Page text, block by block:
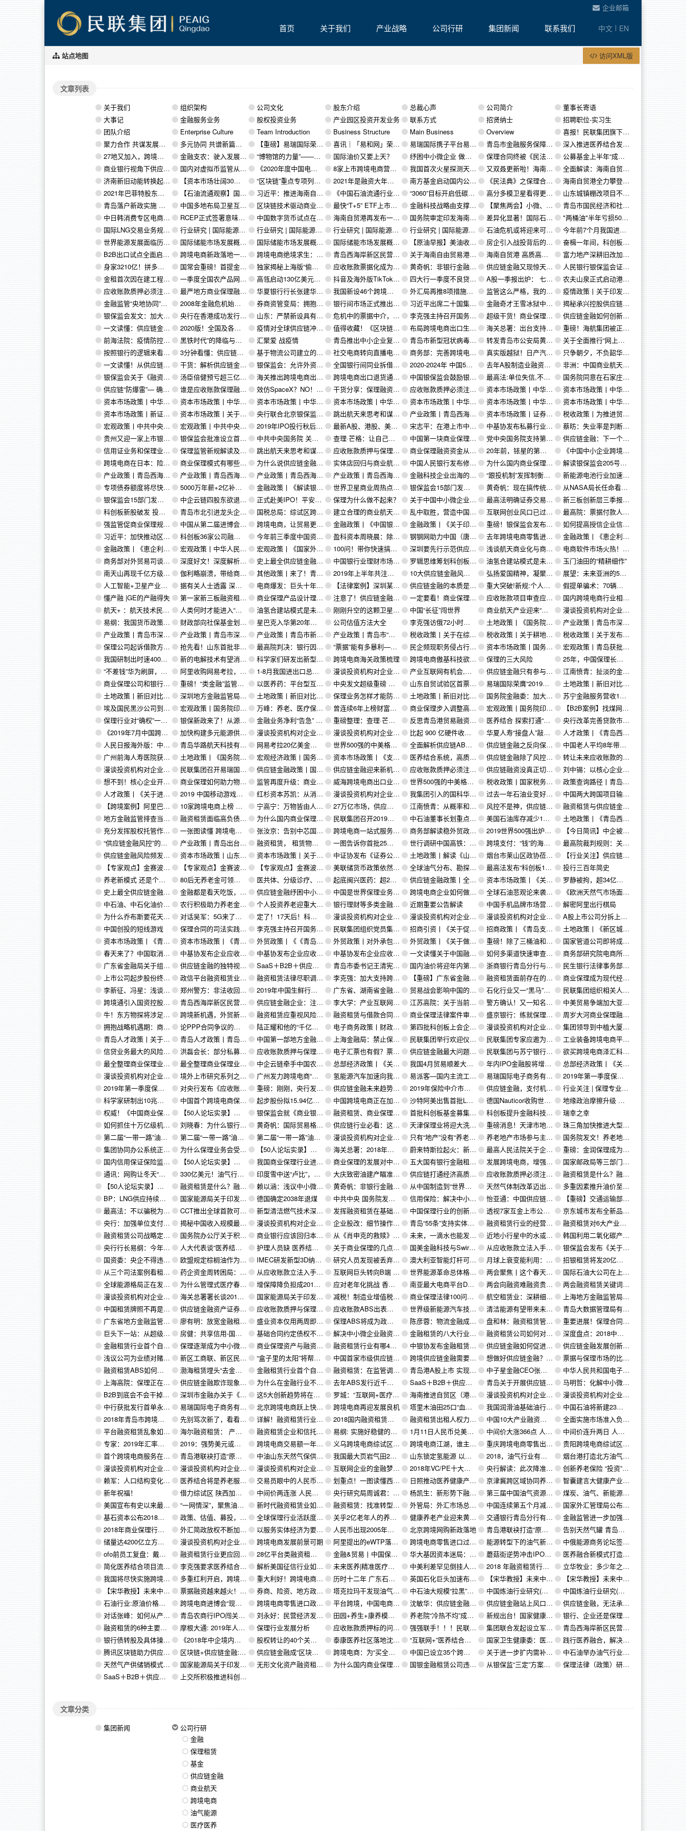
企业邮箱
首页 关于我们 产业战略 公司行研 集团新闻 联系我们 中文 EN
站点地图 访问XML版
文章列表
关于我们 组织架构 公司文化 股东介绍 总裁心声 公司简介
董事长寄语
大事记
金融服务业务 股权投资业务 产业园区投资开发业务 联系方式 招贤纳士
招聘职位-实习生
团队介绍
Enterprise Culture Team Introduction Business Structure Main Business Overview
喜报！民联集团旗下公司获批网络货运经营许可牌照
聚力合作 共谋发展丨民联集团与威海丰荟集团有限公司举行战略合作签约仪式
多元协同 共谱新篇丨民联集团与山东双荣发展有限公司举行合作协议签约仪式 【重磅】易瑞国际荣获“亿邦产业互联网千峰奖·潜力奖”殊荣，未来可期！ 喜讯｜「易和网」荣获“2021-2022产业互联网创新标杆企业” 易瑞国际携子平台易和网亮相东亚海洋博览会，跨境数字化平台引关注 青岛市金融服务保障疫情防控若干工作措施
深入推进医养结合发展 我国将实施老年医疗护理提升行动
27地又加入，跨境电商综试区有多重要？
金融支农：驶入发展“快车道” “博物馆的力量”——深圳市慈善会·文物保护公益基金的探索和实践 国际油价又要上天？ 纾困中小微企业 做活供应链金融 保理合同终被《民法典》正名，如何正确解读保理合同的常见纠纷？
公募基金上半年“成绩单”即将揭榜
商业银行视角下供应链金融风险来源与综合性管理架构思考
国内对虚拟币监管从未离场 违法资金账户交易识别仍需多方配合 《2020年度中国电商人才状况调查报告》网经社发布 8家上市跨境电商营收近626亿元 却亏损近38亿元 我国首次火星探测天问一号任务着陆区域高分影像图发布 又双叒更新啦！海南自贸港重要政策文件最全汇总→
全面解读：海南自贸港未来三年投资新政
济南新旧动能转换起步区获国务院批复设立
【资本市场壮阔30年】南方基金张海波：三十载耕耘奋进 新征程再谱新篇 “区块链”重点专项列入“十四五”国家重点研发计划 打造具有国际竞争力的区块链技术与产业生态 2021年是融资大年？贝恩公司解读2021年中国私募股权市场 南方基金启动国内公募基金首个“碳中和”行动方案 《民法典》之保理合同条文解读
海南自贸港全力攀登改革开放“制高点”
2021年巴菲特股东大会十大要点：仍然厌恶比特币、认为SPAC狂潮终会结束、后悔减持苹果……
【石油流通观察】国家油气战略储备及商业储备体系完善运营报告 习近平：推进海南自由贸易港建设，推动建设更高水平开放型经济新体制 《中国石油流通行业发展报告蓝皮书（2020-2021）》正式发布 “3060”目标开启低碳新时代 能源大户按下减碳“快进键” 高分多模卫星看得更清更准
山东城镇棚改项目不再含城中村城边村 重点改造老城区
青岛落户新政实施 听户政专家为您权威解读
中国多地布局卫星互联网产业链 卫星互联网站上新风口 区块链技术驱动商业银行开展供应链金融业务的创新路径 最快“T+5” ETF上市再提速 金融科技战略由支撑发展走向主动赋能 银行数字化转型将进深水区 【聚焦两会】小微、个体必看！减税降费利好政策来啦！
青岛市国民经济和社会发展第十四个五年规划和2035年远景目标纲要
中日韩消费专区电商体验中心启用
RCEP正式签署意味着什么？ 中国数字货币试点在全球领先 海南自贸港再发布一批制度创新案例，事涉审批、缴税、出口等 国务院审定印发海南自贸港鼓励类产业目录！新增143个行业享受企业所得税优惠！ 差异化显著！国际石油公司低碳计划仅直观表象这么简单吗？
"两桶油"半年亏损500多亿 中石化2季度已扭亏
国际LNG交易业务规则发布
行业研究 | ​国际能源署：石油信息2020（概述）（4） 行业研究 | ​国际能源署：石油信息2020（概述）（3） 行业研究 | ​国际能源署：石油信息2020（概述）（2） 行业研究 | ​国际能源署：石油信息2020（概述）（1） 石油危机或将迎来可再生能源时代
今年前7个月我国进口油气量增价跌
世界能源发展面临历史性转变，我们怎么办？
国际储能市场发展概况（三） 国际储能市场发展概况（二） 国际储能市场发展概况（一） 【原油早报】美油收涨近1％，重回40美元关口上方！美元暴跌推动布油7月累涨5％ 房企引入战投背后的“小算盘”
奋楫一年间，科创板“试验田”沃野育新苗
B2B出口试点全面启动——跨境电商走上新通道
跨境电商新政落地一周 企业出口速度加快 跨境电商绝境求生：靠防疫品交易活下去，物流成最大难题 青岛西海岸新区民营经济政策汇编 关于海南自由贸易港企业所得税优惠政策的通知 海南自贸港 高质高标建
富力地产深耕旧改加速城市更新 降负债频融资提升“造血”能力
身家3210亿！拼多多创始人黄峥财富超过马云！"你可以说我low，但你无法忽视我！"仅用5年时间完成逆袭
国常会重磅！首提金融系统向企业让利1.5万亿，这些举措要跟进！再提降准提振市场信心，详解四大政策深意 独家揭秘上海版“偷天陷阱”，央行电票系统“开出”20亿假汇票 应收账款票据化成为趋势，将逐步替换其他应收账款融资产品 黄奇帆：非银行金融机构要围绕供应链融资 供应链金融又现惊天大案！副行长"萝卜章"伪造银行票据狂骗43亿！
人民银行银保监会证监会财政部支持开展供应链金融服务
金租首次因在建工程被罚，这样做既合规又不丢单
一季度全国农产品网络零售额增长31.0% 高瓴启动130亿美元新融资，近100亿美元将投入并购 抖音及海外版TikTok全球下载量突破20亿次 四大行一季度不良贷款小幅反弹 工行营收负增长近4% A股一季报出炉： 七成公司盈利 农林牧渔最风光
农夫山泉正式启动港股IPO 近三年派息超100亿
应收账款质押必须注意的10大问题+10个建议
最严地方商业保理融资租赁监管办法出台，深圳、天津和上海不要效仿 华夏银行行长张建华：数字化是解决小微企业融资难的重要手段 我国新设46个跨境电商综合试验区 跨境电商加速打造外贸新格局 外汇局再推8项措施，支持企业复工复产和涉外经济发展 监管这么严格，我的商业保理公司留还是不留？
疫情政策丨关于印发积极应对疫情促进经济发展的若干措施的通知
金融监管“央地协同”格局加速形成
2008年金融危机始末：泡沫的形成与破灭 券商资管变局：拥抱主动管理 公募化驶入快车道 银行间市场正式推出利率期权业务 习近平出席二十国集团领导人应对新冠肺炎特别峰会并发表重要讲话 金融奇才王雪冰狱中归来后的自述
揭秘承兴控股供应链金融操作内幕： “高卖低买”循环刷单 创造巨额应收账款凭证
银保监会发文：加大产业链核心企业供应链金融支持力度
央行在香港成功发行100亿元人民币央行票据 山东：严禁新设具有政府融资功能的各类融资平台 危机中的票据中介，前方的路在何方？ 李克强主持召开国务院常务会议支持核心企业供应链金融业务 超级干货！商业保理尽职调查与法律实务最全流程解析
供应链金融如何创新风控模式？
一文读懂：供应链金融、供应链金融ABS、区块链+供应链金融业务模式（超级干货！）
2020版！全国及各省市供应链金融政策汇总大全 疫情对全球供应链冲击有多大？ 值得收藏！《区块链与供应链金融白皮书》 布局跨境电商出口生意，易仓科技疫情前落袋A轮融资 海关总署：出台支持中欧班列发展的10条措施 全力保障其正常有序运行
重磅！海航集团被正式接管 旗下资本图谱全梳理
前海法院：疫情防控情势下保理行业法律风险防范指引
黑铁时代”的降临与中小银行的“攻守易位 汇聚爱 战疫情 青岛推出中小企业复工复产工作指导手册 青岛市新型冠状病毒感染肺炎疫情防控指挥部办公室致广大市民朋友们的一封信 转发青岛市公安局黄岛分局《警方通告》
关于全面推行“网上办、不见面”政务服务模式的通告
按照银行的逻辑来看供应链金融，引进银行资金就是水到渠成的事
3分钟看懂：供应链金融与物流金融、贸易金融、商业保理、区块链、汽车金融、融资租赁的关系 基于物流公司建立的供应链金融模式是如何操作的？ 社交电商转向直播电商 跨境电商下半场才刚刚开启 商务部：完善跨境电商零售进口监管政策，促进行业规范健康发展 真实版越狱！日产汽车前董事长躲在乐器盒逃离日本，上演跨年千里大逃亡！
只争朝夕，不负韶华||民联集团召开2019年度工作总结表彰大会
一文读懂！从供应链金融的本质出发，详解两种不同模式的供应链金融
干货：解析供应链金融投行化趋势！ 银保监会：允许外资行在中国同时设立分行和外资法人银行 全国银行间同业拆借中心将于2月24日起试运行利率期权交易 2020-2024年 中国5G基站建设大爆发 市场预计超2万亿 去年A股制造业融资超万亿 科创板贡献IPO近半融资
非洲：中国商业航天的勃兴之地
银保监会关于《融资租赁公司监督管理暂行办法（征求意见稿）》公开征求意见的公告
汤臣倍健预亏超三亿，新电商法致海外并购业务受损 海关推出跨境电商出口退货监管新规 全力支持企业“卖全球” 跨境电商出口退货通道打通 中国银保监会鼓励银行保险机构积极发展供应链金融服务 最高法:单位失信,不得将法定代表人.主要负责人.实际控制人纳入失信名单
国务院同意在石家庄等24个城市设立跨境电子商务综合试验区的批复
供应链“防爆雷”— 确权到底怎么确？
谁是应收账款保理融资“主力军”？ 效仿SpaceX？NO！这才是中国商业航天的正确打开方式 干货分享：保理融资模式详解之什么是直接保理？ 应收账款质押必须注意的10大问题+10个建议（强烈建议收藏！） 资本市场政策丨中华人民共和国证券法（全文）（9）
资本市场政策丨中华人民共和国证券法（全文）（8）
资本市场政策丨中华人民共和国证券法（全文）（7）
资本市场政策丨中华人民共和国证券法（全文）（6） 资本市场政策丨中华人民共和国证券法（全文）（5） 资本市场政策丨中华人民共和国证券法（全文）（4） 资本市场政策丨中华人民共和国证券法（全文）（3） 资本市场政策丨中华人民共和国证券法（全文）（2）
资本市场政策丨中华人民共和国证券法（全文）（1）
资本市场政策丨新证券法正式签发，证监会解读十大修订要点
资本市场政策丨关于完善外贸金融服务的指导意见 （ 银保监发〔2019〕49号） 央行联合北京银保监通知：鼓励开展供应链融资，推进应收账款融资，支持票据融资 跳出航天来思考和谋略商业航天（下） 产业政策丨青岛西海岸新区管委 关于支持海洋产业强链补链的若干政策 资本市场政策丨证券法修订草案“四读”六大要点！欺诈发行顶格处罚2000万元；精简优化证券发行条件
税收政策丨为推进贸易高质量发展 2020年1月1日起我国调整部分商品进口关税
宏观政策丨中共中央 国务院关于推进贸易高质量发展的指导意见
宏观政策丨中共中央 国务院关于营造更好发展环境支持民营企业改革发展的意见 2019年IPO投行秋后点兵：头部券商白热化竞争加剧 最新A股、港股、美股及行业估值分布图 宋志平：在港上市中资股累计募资超6万亿港元 中基协发布私募行业信用信息报告工作规则 私募信用体系建设迈出重要一步
蔡昉：失业率是判断和调控宏观经济的有效指标
贵州又迎一家上市银行，贵州银行拟本月底港股登陆
银保监会批准设立首家外资控股理财公司，外资持股达55% 中共中央国务院 关于营造更好发展环境支持民营企业改革发展的意见 查理·芒格：让自己配得上想要的东西 中国第一块商业保理公司经营许可证颁发 党中央国务院支持第三方建立供应链平台，依托供应链融资
供应链金融：下一个万亿蓝海市场
信用证业务和保理业务到底有什么区别？
保理监管新规解读及其对保理ABS业务的影响 跳出航天来思考和谋略商业航天（上） 应收账款质押与保理的16大重要区别和联系（值得收藏！） 商业保理融资资金从哪来？这四大渠道你必须知道 20年前，铱星的第一个电话……
《中国中小企业跨境电商白皮书》发布：全球数字贸易将迎来新一轮洗牌
跨境电商在日本：险滩还是金矿？
商业保理模式有哪些？十大业务模式最全盘点！ 为什么说供应链金融，是区块链落地的天然场景和应用？ 实体店回归与商业航天的机会 中国人民银行发布修订后的《应收账款质押登记办法》 为什么国内商业保理不做卖断式保理？
解读银保监会205号文对保理企业提出的合规要求
产业政策丨青岛西海岸新区 关于促进会展业发展若干政策
产业政策丨青岛西海岸新区 关于促进现代商务产业发展若干政策 产业政策丨青岛西海岸新区 关于促进品牌发展若干政策 产业政策丨青岛西海岸新区 关于促进现代金融业发展若干政策 金融科技企业出海的道与术 “跟投机制”发挥制衡效用 7券商科创板跟投浮亏2429万元
新能源电池行业加速洗牌 锂价狂泻 十多起“涉锂”收购中止
专项债券额度将尽快落实到具体项目
5000万年薪+2亿补偿金！这笔天价转会轰动金融圈 金融政策丨《解读银保监会205号文对保理企业提出的合规要求》 世界卫星商业周热点集锦 银保监会15部门发文：优化供应链管理，发展供应链金融服务 黄奇帆：现在搞传统金融意思不大，产业链金融、供应链金融方兴未衰
从NASA局长任命看商业航天的重要性
银保监会15部门发文：优化供应链管理，发展供应链金融服务
中企云链四股东欲退出，供应链金融科技仍然有美好的未来 正式赴美IPO！平安旗下金融壹账通已将区块链落地到这些行业 保理为什么做不起来？ 关于中国中小微企业的55种融资方式 最高法明确证券交易加杠杆“红线”
新三板创新层三季报扫描
科创板新股破发 投资回归理性
青岛市北引进龙头企业搭建跨境电商产业园 国税总局：综试区跨境电商应税所得率统一按照4%执行 建立合理的商业航天管理模式：谈中国商业航天的过去、现在和未来 乱中取胜，营造中国商业航天的繁荣成长局面 互联网创业风口已过，商业航天的创业正当其时
最高院：票据付款人与第三人签订的代为履行协议不得对抗保理商
强监管促商业保理规范发展 企业数量或降至2000家
中国从第二届进博会63个外国参展国进口整体逆势增长 跨境电商，让贸易更便利更自由 金融政策丨《中国银保监会办公厅关于加强商业保理企业监督管理的通知》 金融政策丨《关于印发融资担保公司 监督管理补充规定的通知》 重磅！银保监会发布“商业保理”监管文件：2020年6月末前清理完成存量
如何提高授信企业信用风险前瞻性管理能力？
习近平：加快推动区块链技术和产业创新发展
科创板36家公司融资近500亿元 今年前三季度中国资产证券化新发产品同比增长19% 盈科资本周晓晨：除IPO外，抓住并购这一重要退出途径 钢钢网助力中国（唐山）跨境电子商务综合试验区 去年跨境电商零售进出口202.8亿美元
金融政策丨《恵企利民政策摘编——金融支持企业发展政策》（2）
金融政策丨《恵企利民政策摘编——金融支持企业发展政策》（1）
宏观政策丨中华人民共和国国务院令 第722号《优化营商环境条例》 宏观政策丨《国家外汇管理局关于进一步促进跨境贸易投资便利化的通知》 100问！带你快速搞懂供应链金融 深圳要先行示范供应链金融 浅谈航天商业化与商业航天的理念
电商软件市场火热！光云科技接近科创板
商务部对外贸易司谈前三季度我国外贸发展情况
深度好文！深度解析11个保理业务与应收账款质押区别（必看系列） 史上最全供应链金融融资问题及其应对措施解析（建议收藏！） 中国银行业理财市场半年报：上半年净值型产品募集金额大增86% 罗辑思维筹划科创板IPO！吴晓波折戟后，罗振宇来了，知识付费闯关资本市场能否成功？ 油氢合建站模式是未来建设方向
玉门油田的“精耕细作”
南天山再现千亿方级大气田 博孜9井喜获高产工业油气流
伽利略崩溃，带给商业航天何种启示 其他政策丨来了！青岛西海岸新区关于促进会展业发展若干政策发布 2019年上半年共注销、吊销商业保理公司434家 占全部注销、吊销总量的46.85% 10大供应链金融风险点，七步构建“防火墙”！ 弘扬爱国精神，凝聚奋进力量|| 民联集团组织庆祝新中国成立70周年集体观影暨党建活动
展望：未来亚洲的5G+卫星应用
人工智能+卫星产业=卫星产业发展的新方向
据有关人士透露 深交所上市审核中心的组织架构已基本搭建完毕 电商爆发：巨头十年攻防战 【法律案例】深圳某知名进口商二次销售跨境电商葡萄酒逃税182万元 获刑两年 供应链金融的本质是一套管理工具 重大突破!新规:个人也可以成为土地的抵押权人!(附全文及重点条文解读)
假提单骗术：70辆路虎失踪，供应方跑路4千万打水漂
懂产融 |GE的产融得失
第一家新三板融资租赁企业融信租赁申请破产，租赁逾期率高达62% 商业保理产品设计理念，保理人必读！ 注意了！供应链金融人必看的50个计算公式汇总 一定要看！商业保理公司做ABS的方案、评级、步骤大汇总！ 应收账款项目审查应注意的事项
国内跨境电商行业相关支持政策
航天+ ：航天技术民用的新发展、新机遇
人类何时才能进入“宇宙大航海时代”？ 油氢合建站模式是未来建设方向 刚刚升空的这颗卫星，可以一眼看遍北京城 中国“长征”闯世界 商业航天产业迎来“黄金期”
漫谈投资机构对企业的估值（二十）：有趣的倍数
易纲：我国货币政策应坚持稳健的取向和加强逆周期调节
财政部向社保基金划转工行、农行股权，国资划转社保提速扩围 星巴克入华第20年，和阿里数字化改造的365天 公司估值方法大全 李克强访俄72小时：力推跨境电商、科技创新等新兴领域合作，中俄经贸向2000亿美元目标迈进 土地政策丨《国务院办公厅关于完善建设用地使用权 转让、出租、抵押二级市场的指导意见》
产业政策丨青岛市深入开展“双招双引”攻势作战方案（2019—2022年）
产业政策丨青岛市深入开展“双招双引”攻势作战方案（2019—2022年）
产业政策丨青岛市深入开展“双招双引”攻势作战方案（2019—2022年） 产业政策丨青岛市新旧动能转换“海洋攻势”作战方案（2019—2022年） 产业政策丨青岛市“高端制造业+人工智能”攻势作战方案（2019—2022年） 税收政策丨关于在综合保税区推广增值税一般纳税人资格试点的公告 税收政策丨关于耕地占用税征收管理有关事项的公告
税收政策丨关于发布《中华人民共和国耕地占用税法实施办法》的公告
保理公司起诉借款方讨要欠款，却被判需自担利息损失 这是为何？
抢先看！山东首批非正常经营保理公司清单出炉！ 最高院判决：银行因虚假承诺“续贷”需要赔偿过桥方资金及利息损失 “票据”能有多暴利——无风险套利上亿元 民企频现职务侵占行贿受贿等腐败行为，反腐难在哪？ 资本市场政策丨国务院金融稳定发展委员会召开第七次会议
宏观政策丨青岛获批全国首批国家物流枢纽
我国研制出时速400公里“永磁高铁”电机
新的电解技术有望消除水泥生产过程中的大部分碳排放 科学家们研发出新型室内有机太阳能电池 跨境电商海关政策梳理 跨境电商傲基科技欲登科创板 保理的三大风险
25年，中国保理长河的足迹
“不差钱”华为刷屏，拟在境内首次发债募资60亿！公司回应来了
阿里收购网易考拉，跨境电商呈现蓝海市场 1-8月我国进出口总额20.13万亿元 增长3.6% 漫谈投资机构对企业的估值（十九）：控制权溢价 产业互联网有机会,供应链金融才有大发展 供应链金融只有参与供应链之中才能控制风险
江南愤青：扯淡的金融创新
商业保理公司和银行保理业务盈利模式，差别在哪里？
重磅！“类金融”监管即将明确：融资租赁、商业保理监管文件或即将下发 以医养药：平台型互联网医院的市场冲击 中央发文超级重磅 深圳将有大动作 山东自贸试验区首票跨境电商“1210”保税进口业务完成 易瑞国际荣膺“2019中国B2B供应链金融创新奖”！
土地政策丨新旧对比！新《土地管理法》7大亮点解读以及对房地产开发的影响（4）
土地政策丨新旧对比！新《土地管理法》7大亮点解读以及对房地产开发的影响（3）
深圳地方金融监管局、深圳租赁协会共同发布深圳首个《深圳市融资租赁行业自律公约》 土地政策丨新旧对比！新《土地管理法》7大亮点解读以及对房地产开发的影响（2） 保理业务怎样才能防止诈骗事件发生？ 土地政策丨新旧对比！新《土地管理法》7大亮点解读以及对房地产开发的影响（1） 国务院金融委：加大宏观经济政策逆周期调节力度 下大力气疏通货币政策传导
苏宁金融服务营收17.71亿，小贷及保理上半年末放款总额217亿
埃及国民黑沙公司到访青岛华路考察洽谈商业航天项目
宏观政策丨国务院印发《关于6个新设自由贸易试验区总体方案的通知》原文 万峰：养老、医疗保险是我国寿险业的未来方向 需高科技赋能支撑 曾连续6年上榜财富中国500强，飞马国际做对了什么？ 商业保理步入调整高峰期 强化风险管控仍是重点 宏观政策丨国务院印发《关于6个新设自由贸易试验区总体方案的通知》
【B2B案例】找煤网：用S2B方式做100亿的产业互联新思路
保理行业对“确权”一词的误用和建议
银保新政来了！从源头拦截“账外账、吃回扣” 金融业务净利“告急” 怡亚通收缩供应链金融 重磅整理：查理·芒格的100个思维模型 反思青岛港贸易融资事件 都是道德风险惹的祸 医养结合 探索打通“最后一公里”
央行改革完善贷款市场报价利率（LPR）形成机制，降低实体经济融资成本
《2019年7月中国跨境电商融资数据榜》：5家获超6000万元
加快构建多元能源供应体系 提升油气勘探开发力度 漫谈投资机构对企业的估值（十八）：企业家精神 漫谈投资机构对企业的估值（十七）：市值管理法的实战 比起 900 亿硬件收入，小米的未来其实藏在这 3％ 收入里 华夏人寿“接盘人”敲定正大集团！
人才政策丨《青岛西海岸新区管委 关于鼓励人口人才发展的十六条意见》
人民日报海外版：中国引领全球可再生能源发展
青岛华路航天科技有限公司揭牌仪式在青岛古镇口融合创新中心举行 网易考拉20亿美金卖给阿里是正确的选择吗？ 世界500强的中美格局与中国跨境服务的创新发展 全面解析供应链ABS发行全过程 供应链金融之反向保理的前世今生
中国老人平均8年带病生存 养老不是简单的医疗问题
广州前海人寿医院获执业许可证“保险+医疗+养老”模式初现
土地政策丨《国务院办公厅关于完善建设用地使用权转让、出租、抵押二级市场的指导意见》 宏观经济政策丨国务院办公厅关于促进平台经济规范健康发展的指导意见 资本市场政策丨《支持打造创风投中心若干政策措施奖励实施细则》 医养结合系统，高质量医疗护理服务已成养老新趋势 供应链金融除了风控还要解决这些问题！
转让未来应收账款的商业保理合同的效力应如何认定?
漫谈投资机构对企业的估值（十六）：市值管理法的理论
民联集团召开易瑞国际2019年上半年工作总结暨下半年工作计划会议 供应链金融政策丨国务院：提供金融信息中介和交易撮合服务，必须依法接受准入管理 供应链金融迎来新机会：国务院发布平台经济指导意 应收账款质押必须注意的10大问题+10个建议 供应链融资没真正切入交易环节是目前暴露的主要问题
刘中锡：以核心企业为主的供应链金融，将转变为产业链金融、生态链金融
想不到！核心企业开展供应链金融也这么难
商业保理如何助力物流业? 监管再度升级：商业保理等六类机构监督管理办法已提上日程 威海跨境电商出口业务量半年破10亿 世界500强的中美格局与中国跨境服务的创新发展 税收政策丨国家税务总局再取消25项税务证明事项
政策查询路径丨青岛政策通平台（一期功能）启用
人才政策丨《关于进一步优化人才引进落户有关问题的通知》
2019 中国移动游戏出海深度洞察报告 红杉资本苏凯：从消费降级、直播电商到私域流量，“名词”现象背后的趋势是什么？ 漫谈投资机构对企业的估值（十五）: 加权概率情景分析法 我集团引入的国科华路航天科技项目参加青岛西海岸新区总投资513亿元的20个重点项目集中签约 过去一年石油业变好了吗？2019权威统计数据出炉
中国两大跨国项目输气突破3000亿立方米 等10则
【跨境案例】阿里巴巴：海外并购电商LAZADA 中国企业如何“走出去”？
10家跨境电商上榜 这几家平台获“谨慎下单”评级 宁高宁：万物皆由人，对人的深刻洞察与商业的结合就是好商业 27万亿市场，供应链金融发力中小企业需解决这些难点 江南愤青：从概率和赔率角度看金融科技的悖论 风控不是神，供应链金融中最大的风险来自于核心企业
融资租赁与供应链金融差异怎样融合？
地方金融监管排查当地商业保理公司 促行业合规发展
融资租赁面临高负债难题 为什么国内商业保理不做卖断式保理？ 民联集团召开2019年上半年工作总结暨下半年工作计划会 中石油董事长划重点：各油田将在这些领域投入大力气 美国石油库存减少108亿桶，石油钻井再减3座， 创2016年5月来最长月线连降周期
土地政策丨《青岛西海岸新区管委关于印发进一步规范土地利用管理工作的实施意见的通知》
充分发挥股权托管作用 银保监会明确商业银行股权确权时间表
一张图读懂 跨境电商的9大运营模式 张汝京：告别中芯国际这10年 跨境电商一站式服务商4Kmiles获信天创投数百万元天使轮投资 商务部解读稳外贸政策措施：继续降低进口关税总水平，扩大对外开放 2019世界500强出炉！中石化成全球石油公司之最，沙特阿美入榜前十
【今日简讯】中企被指进口伊朗石油遭美制裁 等10则
“供应链金融风控”的38个问题
产业政策丨青岛出台支持新旧动能转换重大工程财政政策“75条” 融资租赁， 租赁物取回纠纷？ 一图告诉你首批25家科创板公司该怎么选？ 世行调研中国高铁：投资回报率8%，客运量年增长8.5% 跨境支付：“钱”的海外征途
最高院裁判规则：关于“虚假印章”的认定、举证责任及法律后果
供应链金融风险频发背后：合同、发票、确权均可伪造
资本市场政策丨山东省财政厅等部门印发山东省省级工业转型发展资金管理暂行办法的通知 资本市场政策丨关于发布《证券公司信用风险管理指引》的通知 中证协发布《证券公司信用风险管理指引》 土地政策丨解读《山东省建设用地控制标准（2019年版）》 烟台市莱山区政协莅临民联集团考察座谈
【行业关注】供应链金融发展迅速风险渐显 机构参与要多途径做好风控
【专家观点】金赛波：保理业务中的欺诈、刑事犯罪和洗钱（三）
【专家观点】金赛波：保理业务中的欺诈、刑事犯罪和洗钱（二） 【专家观点】金赛波：保理业务中的欺诈、刑事犯罪和洗钱（一） 美联储货币政策依然是油气市场价格的主要推手 全球油气分布、勘探开发现状和主要油气产区 最高法发布“科创板17条”！司法护航科创板，提高违法违规成本；首次为资本市场基础性制度改革安排司法文件
投行三百年简史
养老新模式 还是个大商机？
80后无养老金可领？人社部最新回应来了 医共体、分级诊疗、医保改革等——割裂出的医疗市场新江湖 起底闽兴医药：超22亿“应收账款保理业务”因何埋雷？ 供应链金融政策丨全国供应链金融政策大梳理 资本市场政策丨《关于规范发展区域性股权市场的指导意见》
罗静被拘，超34亿元供应链贷款爆雷，累及诺亚财富、湘财证券、云南信托
史上最全供应链金融融资问题及其应对措施解析
金融都是看天吃饭，谈风控本身就是扯蛋！ 供应链金融纾困中小企业融资难 4.0时代剑指何方 中国是世界保理业务量最大的国家 “第二发展曲线”需尽快找到 跨境电商企业如何做好经营和资金管理？ 全球石油悲观论来袭！终于明白国家取消了油气勘探开发限制的原因
《欧洲天然气市场面临一个不好过的年份》
中石油、中石化油价战再升级：降价促销停不住……
农行积极助力养老金融产业发展 个人投资养老迎重大利好 多类金融产品放行 银行理财等多类金融产品拟纳入养老保险第三支柱 近期重要公告解读 中国手机品牌市场营销研究报告
解密阿里出行棋局
为什么乔布斯要花天价收购Siri？
对话吴军：5G来了，新的商业发展机会在哪里？ 定了！17天后！科创板7月22日举行首批公司上市仪式！筹备仅8个月，25家公司系首批挂牌上市公司 漫谈投资机构对企业的估值（十四）：周期性行业的估值 漫谈投资机构对企业的估值（十三）：收购一定创造价值吗？ 漫谈投资机构对企业的估值（十二）：企业独立估值与企业的协同价值
A股上市公司分拆上市的路径
中国创投的短线游戏
保理合同的司法实践及其实务启示 李克强主持召开国务院常务会议—部署完善跨境电商等新业态促进政策 民联集团组织党员集中收看“灯塔大课堂”第一课 招商引资丨《关于促进“双招双引”二十条政策》 招商政策丨《青岛支持实体经济高质量发展的若干政策》
土地政策丨《新区城市建设综合用地规划和土地管理实施办法》
资本市场政策丨《青岛西海岸新区加快推进企业上市工作实施方案》
资本市场政策丨《青岛市上市融资奖励专项资金管理办法》 外贸政策丨《《青岛市外经贸发展专项资金管理办法》》 外贸政策丨对外承包工程新建项目 外贸政策丨《关于做好扶持企业投保短期出口信用保险政策工作的通知》 重磅！除了三桶油和延长石油，外企也有望在中国独立经营油气田了
国家管道公司即将成立，中国油气市场面临洗牌》
春天来了？中国取消了石油天然气勘探开发限制
中基协发布企业应收账款、融资租赁债权、PPP+ABS业务尽职调查工作细则（三） 中基协发布企业应收账款、融资租赁债权、PPP+ABS业务尽职调查工作细则（二） 中基协发布企业应收账款、融资租赁债权、PPP+ABS业务尽职调查工作细则（一） 一文读懂关于中国融资租赁的担保问题 如何多渠道快速审查保理融资业务
商务部研究院电商所发布：《我国跨境电子商务发展报告2019》
广东省金融局关于组织开展商业保理行业专项清理排查的通知
供应链金融的独特视角：渗入年成交额超10万亿的批发市场 SaaS＋B2B＋供应链金融＝最大商机 青岛市委书记王清宪：西海岸新区要全力打造一流的国家级新区 国内油价将迎年内第四次下调 等10则 浙商银行青岛分行与民联集团开展业务座谈
民生银行法律事务部副总经理吕琦：供应链金融的法律问题研究
上市公司起步股份终止收购跨境电商企业泽汇科技股权
政信平台融资租赁业务相关政策解读 融资租赁法律尽职调查关键点解读 李克强：加大支持跨境电商发展 【重磅】广东省金融局关于组织开展商业保理行业专项清理排查的通知 融资租赁面前存在的问题
商业保理成为现代经济的新动力
李新征、冯星：浅谈商业保理、融资租赁公司被法院系统认定为“职业放贷人”的经营风险
郑州警方：非法收回融资租赁车辆属于“套路贷”的一种形式 2019年中国生鲜行业供应链行业深度研究报告（全文） 广东省、湖南省金融局关于组织开展商业保理行业专项清理排查的通知 贸易战会影响中国的石油需求增长吗 ？ 石化行业又一“黑马”横空出世，更激烈的竞争来了！
民联集团组织相关人员赴黄岛区自然资源局档案馆参观学习
跨境通引入国资控股股东，泸州老窖集团拟入主加码跨境业务
青岛西海岸新区民营企业联合投资集团有限公司2019年第二次股东会会议圆满召开 供应链金融企业：注册资本“认缴制”下的大坑，你还敢任性注册资本100亿吗？ 李大学：产业互联网的核心就是将商业模式重构 江苏高院：关于当前宏观经济形势下企业防范经营法律风险的六十项提示 警方确认！又一知名私募大老板被抓，深陷66亿兑付危机，公司早已人去楼空！
中美贸易争端加大亚洲与北美天然气市场的割裂程度
牛！东方物探将涉足人工智能，开辟石油勘探业新道路
跨境新机遇，外贸新发展，2019中国（宁波）跨境电商高峰论坛顺利举办 融资租赁应重视风险管控 找准转型路径 融资租赁与借款合同的区别 商业保理法律案件审判要点汇总！ 盛京银行：练就保理专业风控实力&创新能力
周岁大河商业保理融资破亿，系河南省内成立的首家国有商业保理公司
拥抱战略机遇期：商业保理寻求创新转型
论PPP合同争议的可仲裁性丨德恒研究 陆正耀和他的“千亿巨轮” 电子商务政策丨财政部发布关于跨境电商综合试验区零售出口货物税收政策的通知 第四批科创板上会企业公布，交控科技、南微医学入围 漫谈投资机构对企业的估值（十一）：产业资本与VC/PE不同的投资思维
集团领导到中植大厦看望易瑞电商公司员工
青岛人才政策丨关于印发《青岛市引进培养的顶尖人才认定和奖励资助实施细则（试行）》的通知
青岛人才政策丨青岛西海岸新区关于实施“梧桐树”聚才计划的若干政策 中国第一部地方金融监管法规天津市地方金融监督管理条例颁布 上海金融局：禁止保理和融资租赁向P2P、地方金交所、私募基金非法集资 民联集团举行欢迎仪式祝贺易瑞国际电商迁址青岛西海岸 民联集团专家应邀为西海岸新区民发局举办系列金融专题培训
工业装备跨境电商平台拓拉思完成850万美元Pre A+轮融资
信贷业务最大的风险是操作风险！操作风险管理能力将成为决定信贷机构持续发展的关键
洪磊会长：部分私募机构从事保理、融资租赁等类金融业务，将类金融业务风险传导至私募基金领域！ 应收账款质押与保理的16大重要区别和联系 电子汇票也有假？票交所发布电子商业汇票信息真实性审核的通知 供应链金融最大问题：信息孤岛+金融牌照+传统金融认识不深+法律不健全 民联集团与苏宁银行、泰山保险、全联经纪召开业务合作洽谈会
欲买跨境电商泽汇科技，起步股份遭上交所问询重组必要性
最全整理商业保理业务征信尽调服务（附五大类别尽职调查要诀）尽调不再难（二）
最全整理商业保理业务征信尽调服务（附五大类别尽职调查要诀）尽调不再难（一） 中企云链牵手中国农业银行并正式发布“保理e融”产品 总部经济政策丨《关于引进总部型企业的若干政策》的实施细则 我国4月贸易顺差大幅收窄，相关税率仍存调整可能 年内IPO金融股将增至7只银行占七成 招商证券“承包”3家
总部经济政策丨《关于印发青岛西海岸新区总部企业认定和管理办法（试行）的通知》
漫谈投资机构对企业的估值（十）：影响力估值法
境外上市研究系列之VIE架构部分：VIE架构的基本概况 广州发力跨境电商“新模式”， 网络仲裁实现全程“无纸化” 氢能源汽车加速向我们驶来 易派客—国内主流工业品电商平台交易数据统计 易瑞国际电子商务有限公司荣获“2019中国大宗商品电商百强企业”
2019年第一季度保理资产证券化报告（二）
2019年第一季度保理资产证券化报告（一）
对央行发布《应收账款质押登记办法（修订征求意见稿）》的解读 重磅：刚刚，央行发布《应收账款质押登记办法（修订征求意见稿）》：：融资租赁、保证金、存货和仓单质押等也参照执行！ 供应链金融未来趋势：核心企业要去核心，底层资产才是关键 2019年保险中介市场乱象整治工作方案的通知 供应链金融，支付机构转型发展新方向
行业关注 | 保理专业律师评述应收账款质押登记办法征求意见稿
科学家研制出10兆瓦激光器：任何物质靠近秒蒸发
中国首个跨境电商保税区内分拨中心在天津东疆投用 起步股份拟15.94亿元收购泽汇科技88.57%股权 加码跨境出口电商业务 中国跨境电商正在加速跑 沙特阿美出售首批LNG 首次踏入全球LNG市场 德国Nauticor收购世界最大LNG加注供应船
地缘政治摩擦升级 油价震荡走势或延续
权威！《中国商业保理行业发展报告（2018）》正式发布
【50人论坛实录】刘向阳：商业保理行业发展呼唤顶层设计 银保监会就《商业银行金融资产风险分类暂行办法》公开征求意见 融资租赁、商业保理企业上紧新发条 首批科创板基金募集超千亿元 业内人士称冷静看待认购热潮 科创板提升金融科技需求 券商打造智能风控利器
瑞幸之幸
如何抓住十万亿级机会的“B2B供应链”
刘晓春：为什么银行更愿意贷款给国企？ 黄奇帆：国际贸易格局根本变化，核心竞争力已变为产业链控制能力 供应链行业必看：这一万字里藏着中国未来最大的商机 天津保理业将迎大洗牌，小企业何去何从？ 重磅消息！天津市地方金融管理监督局关于印发《天津市商业保理试点管理办法（试行）》的通知
珠三角加快推进大型石油储备基地建设
第二届“一带一路”油气合作圆桌会议观点分享（三）
第二届“一带一路”油气合作圆桌会议观点分享（二） 第二届“一带一路”油气合作圆桌会议观点分享（一） 漫谈投资机构对企业的估值（九）：重置法 只有“地产”没有“养老” 养老地产如何回归服务本质 养老地产市场参与主体有哪些？养老地产空置率为何这么高？
国务院发文！养老地产迎重大利好！
集团协同办公系统正式上线
为什么保理业务会受到投资者的追捧？ 【50人论坛实录】廖爱敏：商业保理纠纷案件的诉讼与仲裁解决 海关总署：2018年跨境电商进出口总额增长50% 蔚来特斯拉起火：新能源汽车安全被质疑 氢燃料也不靠谱吗？ 最高人民法院关于企业间融资性贸易合同效力的司法认定
重磅：金润保理成为上海第一家接入央行征信的商业保理公司
国内信用保证保险监管反思：监管仍有空白需填补
【50人论坛实录】靳朝晖：商业保理行业发展应该敬畏市场、敬畏法律、敬畏风险 我国商业保理行业进入成长期 商业保理的发展对中小企业的意义 五大国有银行金融租赁公司业绩起底： 工银租赁规模最大 中银航空租赁盈利能力最强 发展跨境电商，增强我国对外贸易整体竞争力
国家邮政局等三部门联合发文：促进跨境电子商务寄递服务高质量发展
通讯：网购让冬天“变短”——中俄跨境电商助力优化客户体验
330亿美元！油气行业再现超级大并购 印度雪中送“卢比”，伊朗：回馈40亿美元“及时雨” 大庆致密油建产瞄准百万吨 供应链打通经济高质量发展“任督二脉” 应收账款质押必须注意的10大问题+10个建议
融资租赁是什么？融资租赁牌照有何用？（二）
【50人论坛实录】韩家平：中国商业保理行业发展趋势展望
融资租赁是什么？融资租赁牌照有何用？（一） 赖以涵：浅议中小微融资租赁 黄奇帆：非银行金融机构要围绕供应链融资 从中国制造到“世界工厂” 中国跨境电商出口C位引爆 天然气体制改革迈出关键一步
多重因素推升油价至新高
BP：LNG供应持续增长，将在2020年代末超管道气
国家能源局关于印发《石油天然气规划管理办法》（2019年修订）的通知 德国确定2038年退煤 中共中央 国务院发文支持中小企业依托应收账款、供应链金融融资 信用保险：解决中小微企业融资难的重要工具 怡亚通：中国供应链数字化之路（一）（二）
【重磅】交通运输部将无车承运人更改为网络平台货运资质
最高法：不以骗税为目的虚开增值税专用发票无罪
CCT推出全球首款可用的热电池 新型清洁燃气技术深圳发布 发挥融资租赁在基础设施投资建设领域的行业功能 中国保理行业的创新与突破 透视7家互金上市公司2018年财报：TO B业务助业绩飙升 助贷成主流合作模式
京东城市发布全新品牌标识 智能城市成集团一级战略
央行：加强单位支付账户管理 规范特约商户与受理终端管理
揭秘中国收入规模最大的民营书店 漫谈投资机构对企业的估值（八）：博弈估值法 企业股改：细节操作方法 青岛“55条”支持实体经济高质量发展 融资租赁行业的经营规则
融资租赁对6大产业的优势
融资租赁公司战略定位与发展的重要性
国务院办公厅关于积极推进供应链创新与应用的指导意见 商业银行应该回归本源做供应链金融 从《肖申克的救赎》到供应链金融：如何避免思维固化 未来，一滴水也能发电！中国科学家实现对液滴碰撞行为的精确控制 近地小行星中的水或可为未来火箭提供燃料
韩国利用二氧化碳产生电能
央行行长易纲：今年年底前，推出五大金融业开放措施！
人大代表谈“医养结合”发展：机制和人才是两大痛点 护理人员缺 医养结合难 养老机构两大瓶颈有待突破 关于商业保理的几点思考之产品设计详解 国美金融科技与Swiree续签保理服务框架协议 从应收账款立法入手解决中小企业融资问题
银保监会发布《关于2019年进一步提升小微企业金融服务质效的通知》
国资委：央企不得违规开展融资性贸易，重大决策终身问责
欧盟规定棕榈油作为一种绿色燃料是不可持续的 IMEC研发新型3D纳米网材料，智能电池、电动车革命到来？ 研究人员发现被丢弃蛋壳的另一个用途：储存能量 澳大利亚智能灯杆可供无线网络及电动车充电 月球上衰变能利用：从“暖宝宝”到同位素电源
招银租赁将发20亿金融债，合计发行300亿
从三个司法案例看租赁保理的保证金还能继续收吗？
药企资金周转困局：应收账款融资只是“杯水车薪” 从应收账款立法入手解决中小企业融资问题 互联网巨头转向B端 供应链金融成切入点 世界能源革命总体格局初现 两会聚焦丨这个春天关于深化油气领域改革的信号分量十足
国际石油大公司在上游动作频频
全球能源格局正在发生变化 美国油气出口将超沙特
为什么管理式医疗春天即将来临、复制美国PBM是个伪命题、DRG将推动医疗改革？ 增保障降负担成2019医疗改革重点 重急病预防是关键 应对老年化挑战 香港开启医疗制度大变革 南亚最大电商平台Daraz搭建自营物流系统 两会向融资难融资贵开炮！你要看看这些重磅提案和建议
两会融资租赁关键词：民营租赁、融资渠道、新能源汽车
漫谈投资机构对企业的估值（七）：行业估值法
海关总署署长谈2018中国外贸贸易特点 国家能源局关于印发《石油天然气规划管理办法》 减税！制造业增值税税率下调3个百分点，跨境进口税收也降？ 商业保理法律100问100答 航空租赁业：深耕细作 探索资产管理模式转型
上海地方金融监管局、人行及银保监局联合发文，启动融资租赁登记和查询工作
中国租赁牌照不再是香饽饽！！！亏损太多+官司太多，上市公司只能断臂求生！
供应链金融资产证券化发展分析 应收账款质押与保理的16大重要区别和联系 应收账款ABS出表的论证方法 世界级新能源汽车技术策源地在北京经开区现雏形 清洁能源有望带来未来新热点
青岛大数据管理局有关领导率队来我集团进行工作调研
广东省地方金融监管局关于做好商业保理行业信息系统填报工作的通知
廖有明：放宽金融租赁市场准入开辟西部大开发设备投资新路 盛业资本仅用两周即完成总金额达2022万保理资产包跨境卖断业务 保理ABS将成为政府平台企业的融资未来 陈彦蓉：物流金融成为融资租赁市场蓝海 盘和林：融资租赁管理职责调整 标志准金融监管升级
重要进展！保理合同章被列入民法典合同编二审稿
巨头下一站：从超级入口到超级接口，从超级APP到超级API
房健：共享信用-国企通过供应链金融带动民企协同发展 基础合同约定债权不得转让并不影响保理合同的效力 解决中小微企业融资难问题的核心是升级企业间(B2B)结算方式 金融租赁的八大行业市场需求深度剖析！ 融资租赁公司如何对一家企业进行财务尽调的？
深度盘点：2018中国商业保理十大事件
金融租赁行业首个自律公约发布
保理逐渐成为中小微融资利器！它是怎么为中小微融资的？ 商业保理资产与融资租赁资产收益权的可转让性 融资租赁行业有哪4大创新点？ 中银协发布金融租赁行业发展报告：行业规模十年增长30倍 供应链金融如何促进产业融合？
供应链金融发展创新与风险防控
​浅议公司为业绩对赌提供担保的效力
新区工商联、新区民发局、新区总商会党委《致新区民营企业家的一封信》 “盒子里的太阳”将帮助电网储存可再生能源 中国首家市级供应链金融协会临沂市供应链金融协会成立 跨境供应链金融需要技术和商业模式的双向发力 想做好供应链金融？先把恒大、越秀这套材料公司玩法学透了
票据与保理市场的比较分析 | 央行与货币
融资租赁ABS如何增信？
渤海租赁埋头“去金化”：从买买买到卖卖卖的转变 金融租赁行业首个自律公约发布 融资租赁：在监管调整中稳步前行 青岛港A股上市 实现“A+H”双轮驱动 中子星金融CEO张鹏：以产业投行思维赋能企业金融
中华人民共和国电子商务法（全文）
上海高院：保理正在从应收账款转让业务转向大额融资
供应链金融欺诈现象如何解决？ 为什么在金融行业不能讲究资产规模，更不能讲究增速？ 去年ABS发行近千单规模超2万亿 保理融资最受关注 SaaS＋B2B＋供应链金融＝最大商机 青岛关于开展供应链创新与应用试点的实施意见
马明哲：化解中小微企业融资困境的另一个途径便是供应链金融。
B2B到底会不会干掉经销商？
深圳市金融办关于《关于促进深圳市供应链金融发展的意见》的通知 这5大创新趋势将在2019年影响医疗健康行业 罗城：“互联网+医疗健康”释放医改红利 海南推进自贸区（港）卫生健康领域开放和创新发展 漫谈投资机构对企业的估值（六）：全或无
漫谈投资机构对企业的估值（五）：期权估值法
中行获批发行首单永续债，发行规模不超过400亿
易瑞国际电子商务有限公司（沙特东部省达曼港港区）被山东省商务厅评选为2018年省级跨境电商公共海外仓 北京跨境电商跃上快车道 跨境电商再迎发展良机 塔里木油田25口“血栓”井恢复“元气”暖今冬 我国润滑油基础油行业经营特征及市场格局影响因素分析（图）
中国石油将新建23座储气库，形成6个区域储气中心！
2018年青岛市跨境电子商务进出口13.4亿元
先别骂次新了，看看隔壁港股已经疯了 详解！融资租赁行业的发展现状及业务风险！ 2018国内融资租赁政策汇总 融资租赁出租人权力弱化带来的物上风险 中国10大产业融资租赁案例
全面实施市场准入负面清单制度 融资租赁被列入重点监管对象
平台融资租赁乱象如何收场
海尔融资租赁： 产业金融新模式 产业转型新动能 融资租赁企业和信托业务合作模式浅析 易纲: 实施好稳健的货币政策 提高金融体系服务实体经济能力 1月11日人民币兑美元中间价三连涨 报6.7909 中间价大涨366点 人民币汇率短期稳中趋升
中间价连升两日 人民币汇率继续走稳
专家：2019年汇率市场仍然面临较大波动风险
2019：强势美元或失色 跨境电商交易额一年增万亿第三方支付重金抢先机 义乌跨境电商综试区争取五年交易二千亿元 跨境电商江湖，谁主沉浮？ 重庆跨境电商零售出口业务零突破首单已发往匈牙利
贵阳跨境电商综试区到2022年，年交易额突破15亿美元
首个跨境电商服务在线交易平台上线
青岛港联袂打造“原油圈”命运共同体 中油山东天然气保供全面提速侧记 我国最大页岩气田2018年产气突破60亿立方米 山东锁定氢能源 以济南为核心建“中国氢谷” 2018，油气行业有股“热乎劲”
烟台港打造北方油气能源基地港
漫谈投资机构对企业的估值（四）：调整后现值法
漫谈投资机构对企业的估值（三）：净现值法 漫谈投资机构对企业的估值（二）：比较法 互联网企业的金融梦：流量优势与牌照困境 2018年VC/PE十大政策：一个蛮荒时代结束了 央行解读：此次降准将释放资金约1.5万亿元
创新养老保险 “投资”性质浓厚引质疑
赖军：人口结构变化驱动保险业 养老和医疗健康需求潜力巨大
医养结合将是养老服务业发展的最大机遇 交易员眼中的人民币汇率——2018年人民币汇率走势回顾与2019年展望 划重点！一图读懂西海岸新区工委（黄岛区委）全委会工作报告！ 日照推动医养健康产业加快发展 京津冀跨区域协同养老：户籍跟着老人走
智囊建言大健康产业：以健康和养老为关键突破口 发挥商业健康保险作用
新年祝福！
借力综试区 陕西加快打造跨境电商产业链 中间价两连涨 人民币汇率稳中有升 央行研究局周诚君：建议在上海建人民币离岸金融交易服务平台时间 杨凯生：新形势下融资租赁的发展方向 第三届中国油气资源发展战略高端研讨会提出 加大国内油气勘探开发力度 增强我国能源安全战略支撑
煤炭、油气、新能源三足鼎立成我国能源格局演变趋势
美国宣布有史以来最大非常规油气资源发现
“一网情深”，聚焦油气、煤炭行业发展 新时代融资租赁业如何加速“蝶变” 融资租赁：找准转型路径 创新谋发展 外管局：外汇市场总体呈现双向波动、基本稳定的格局 中国连续第五个月减持美国国债
国家外汇管理局公布2018年11月银行结售汇和银行代客涉外收付款数据
基石资本公布2018年募资成绩单：5只新基金+双创债，总规模逾100亿元
政策、估值、募投，“新东方在线们”的未来稳吗 全球保理行业活跃度报告(2017)（上） 关乎2亿老年人的养老产业，三大痛点阻碍发展 健康养老产业迎来黄金发展期 一文看懂我国养老产业体系图谱 交通银行青岛分行有关业务部门与公司交流对接金融业务
金融监管进一步加强，类金融行业将出新规
2018年商业保理行业的12大特征
外汇简政放权不断加大 资本项目可兑换稳步推进 以服务实体经济为要义 促进外汇市场健康发展 人民币出现2005年以来最大两日涨幅 北京跨境网购新政落地 青岛港联袂打造“原油圈”命运共同体
告别天然气罐 青岛计划2020年管道天然气镇镇通
储量达4200亿立方米 阿联酋发现新气田 欲实现“天然气全自足”
漫谈投资机构对企业的估值（一）：风险收益法 跨境电商发展前景可期 阿里提出的eWTP落地欧洲 首站为比利时 跨境电商零售进口过渡期后政策解读 能源转型下的油气新变局
中俄能源商务论坛签署14项协议
ofo前员工复盘：戴威和他的“死亡推论”
融资租赁行业更应回归“租赁本源” 28亿平台类融资租赁合同被终止为哪般？ 金融&贸易丨中国保理行业法规政策追昔探今 华大基因资本迷局：“华小系”围击，短期市场天花板可见 蘑菇街逆势冲击IPO，能讲什么故事？
医养融合新模式打造寿险产业航母
简化医养结合项目流程 让“老有所依”更简单
李克强要求医养结合项目“一个窗口”办理：不能再让市场主体跑来跑去 解析美国征信行业如何长成参天大树 未来医养|精准医疗，个性化医养的未来 中美利差罕见倒挂人民币汇率难现持续贬值走势 2018 年融资租赁行业发展趋势分析与展望
立华牧业：多少年之后又一家养殖类农业企业IPO上市
我国将尽快实施跨境电商过渡期后监管方案
多重红利开启，跨境电商迎来发展新机遇 重大利好！跨境电商新政1月1日起实施，税收优惠限额提高 历时十二年 广东石化即将全面复工 英国石化巨头加速布局油气上游领域 【宋华教授】未来中国供应链金融发展趋势（下）
【宋华教授】未来中国供应链金融发展趋势（中）
【宋华教授】未来中国供应链金融发展趋势（上）
票据融资越来越火！背后竟暗存4大风险，如何进行风险管控？ 券商、险资、地方政府联手 逾5000亿元纾困资金加速进场 塔克拉玛干发现油气资源量17亿吨 中石油大规模“拉黑”承包商，油田服务市场将迎来剧变 中国炼油行业研究(下):imo2020将至,看好柴油基本面
中国炼油行业研究(上):大炼化时代的地炼新格局
石油行业:原油价格后市展望
跨境电商进博会“现象级”表现：寺库模式成制胜法宝 跨境电商零售进口政策将扩大适用范围 平台跨境，中国电商“朋友圈”扩大 沈敏华：供应链金融的商业进化 供应链金融站上风口 新老“选手”抢滩万亿级市场
供应链金融，无法承受之重？
对话张峰：如何从产业底层逻辑看企业价值
青岛农商行IPO闯关成功，银行上市步伐整体加快 刘永好：民营经济发展需要“阳光、空气、土壤” 田园+养生+康养模式市场无可估量 养老院“冷热不均”成瓶颈，医养结合如何破局？ 新规出台！国家健康医疗大数据发展再进一步
银行、企业还是保理公司，谁将主导供应链金融ABS江湖？
融资租赁的6种主要业务模式详解
摩根大通: 2019年人民币匯率或調至7.2 保理行业发展分析 应收账款质押标的问题研究 强强联手！！！民联集团与长城资本携手进驻青岛军民融合创新示范区 集团联合发起设立军民融合产业基金总规模100亿元
青岛西海岸新区民营企业联合投资集团有限公司正式成立
银行债转股及具体操作分析
《2018年中企境内外上市环境研究》发布，剖析中企境内外上市环境 股权转让的40个关键问题 泰康医养社区落地沈阳 全国已布局十三城 “互联网+”医养结合实现全覆盖 乌镇开启智慧养老新模式 国家卫生健康委：医养结合已探索形成4种模式
践行医养融合，解决老人看病难题
腾讯区块链助力供应链金融,优化供应链管理
区块链+供应链金融:为小微企业融资推开一扇窗 供应链金融成“区块链”新风口 10余家机构已落地应用 跨境电商：为“买全球、卖全球”插上数字翅膀 中国已设立35个跨境电子商务综合试验区 关于进一步扩内需补短板促发展的若干意见
中石油举办油气行业可持续发展论坛
天然气产供储销模式再创新 “南气北送”首次实现LNG罐箱运输
国家能源局关于印发页岩气发展规划 （2016-2020年）的通知 无形文化资产融资租赁 破解中小文化企业融资窘境 为什么国内商业保理不做卖断式保理？ 国银金融租赁公司违规向地方政府融资被罚款100万元 从银保监“三定”方案浅析租赁监管走向
保理法律（政策）研究及案例分析（ 2018 第13期）
SaaS＋B2B＋供应链金融＝最大商机
上交所积极推进科创板和注册制试点落地，中国资本市场生态将迎巨变
文章分类
集团新闻
公司行研
金融
保理租赁
基金
供应链金融
商业航天
跨境电商
油气能源
医疗医养